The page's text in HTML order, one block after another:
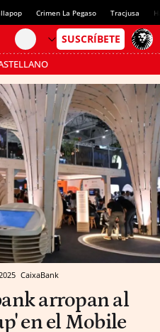
Crimen La Pegaso Tracjusa
CaixaBank
arropan al
en el Mobile